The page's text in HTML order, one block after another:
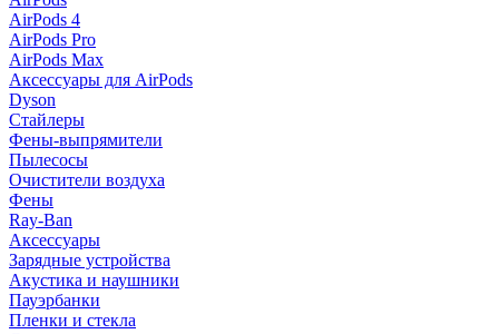
AirPods 4
AirPods Pro
AirPods Max
Аксессуары для AirPods
Dyson
Стайлеры
Фены-выпрямители
Пылесосы
Очистители воздуха
Фены
Ray-Ban
Аксессуары
Зарядные устройства
Акустика и наушники
Пауэрбанки
Пленки и стекла